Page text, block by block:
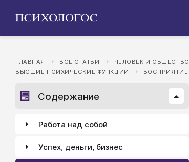
ГЛАВНАЯ ВСЕ СТАТЬИ ЧЕЛОВЕК И ОБЩЕСТВО
ВЫСШИЕ ПСИХИЧЕСКИЕ ФУНКЦИИ
ВОСПРИЯТИЕ
Содержание
Работа над собой
Успех, деньги, бизнес